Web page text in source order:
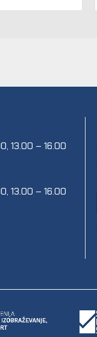
13.00 – 16.00
13.00 – 16.00